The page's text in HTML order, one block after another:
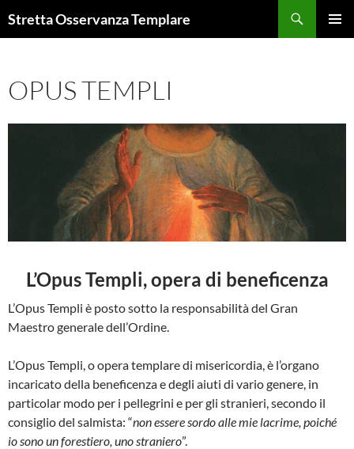
alStretta Osservanza Templare
OPUS TEMPLI
L’Opus Templi, opera di beneficenza
L’Opus Templi è posto sotto la responsabilità del Gran
Maestro generale dell’Ordine.
L’Opus Templi, o opera templare di misericordia, è l’organo
incaricato della beneficenza e degli aiuti di vario genere, in
particolar modo per i pellegrini e per gli stranieri, secondo il
consiglio del salmista: “non essere sordo alle mie lacrime, poiché
io sono un forestiero, uno straniero”.